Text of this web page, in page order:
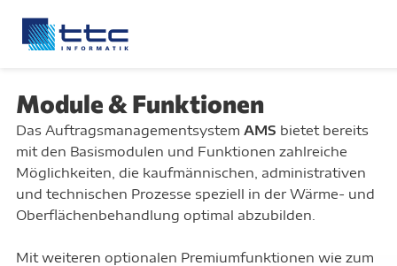
Module & Funktionen
Das Auftragsmanagementsystem AMS bietet bereits
mit den Basismodulen und Funktionen zahlreiche
Möglichkeiten, die kaufmännischen, administrativen
und technischen Prozesse speziell in der Wärme- und
Oberflächenbehandlung optimal abzubilden.
Mit weiteren optionalen Premiumfunktionen wie zum